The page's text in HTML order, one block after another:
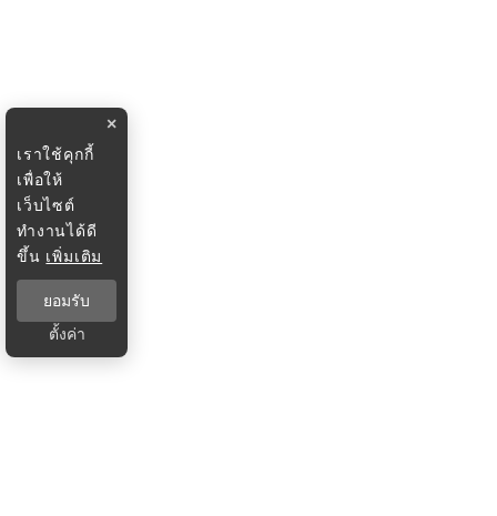
×
เราใช้คุกกี้
เพื่อให้
เว็บไซต์
ทำงานได้ดี
ขึ้น เพิ่มเติม
ยอมรับ
ตั้งค่า